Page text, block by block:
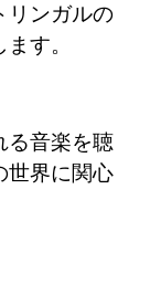
リンガルの
す。
る音楽を聴
世界に関心